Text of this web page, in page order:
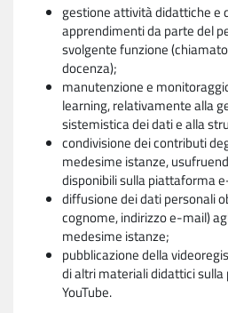
gestione attività didattiche e
apprendimenti da parte del
svolgente funzione
docenza);
manutenzione e
learning, relativamente alla
sistemistica dei dati e alla
condivisione dei contributi
medesime istanze,
disponibili sulla piattaforma
diffusione dei dati personali
cognome, indirizzo e-mail)
medesime istanze;
pubblicazione della
di altri materiali didattici
YouTube.